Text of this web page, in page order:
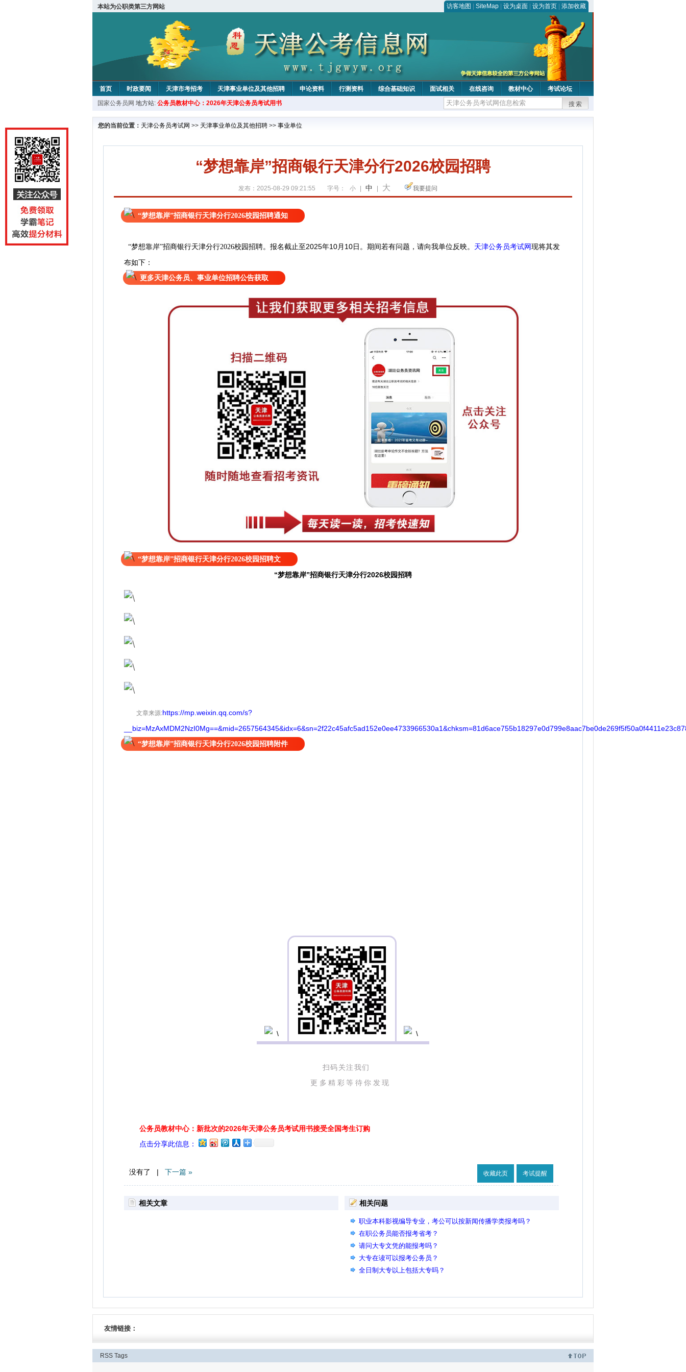
本站为公职类第三方网站 访客地图 SiteMap 设为桌面 设为首页 添加收藏
首页 时政要闻 天津市考招考 天津事业单位及其他招聘 申论资料 行测资料 综合基础知识 面试相关 在线咨询 教材中心 考试论坛
教材中心
国家公务员网 地方站: 公务员教材中心：2026年天津公务员考试用书 搜索
您的当前位置： 天津公务员考试网 >> 天津事业单位及其他招聘 >> 事业单位
“梦想靠岸”招商银行天津分行2026校园招聘
发布：2025-08-29 09:21:55 字号： 小 中 大 我要提问
“梦想靠岸”招商银行天津分行2026校园招聘通知
“梦想靠岸”招商银行天津分行2026校园招聘。 报名截止至2025年10月10日 。 期间若有问题，请向我单位反映。 天津公务员考试网现将其发
布如下：
更多天津公务员、事业单位招聘公告获取
“梦想靠岸”招商银行天津分行2026校园招聘文
“梦想靠岸”招商银行天津分行2026校园招聘
文章来源:https://mp.weixin.qq.com/s?
“梦想靠岸”招商银行天津分行2026校园招聘附件
扫码关注我们
更多精彩等待你发现
公务员教材中心：新批次的2026年天津公务员考试用书接受全国考生订购
点击分享此信息：
没有了 | 下一篇 » 收藏此页 考试提醒
相关文章 相关问题
职业本科影视编导专业，考公可以按新闻传播学类报考吗？
在职公务员能否报考省考？
请问大专文凭的能报考吗？
大专在读可以报考公务员？
全日制大专以上包括大专吗？
友情链接：
RSS Tags